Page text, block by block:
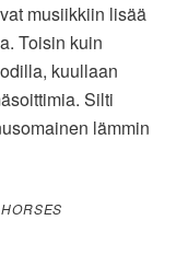
musiikkiin lisää
Toisin kuin
kuullaan
Silti
lämmin